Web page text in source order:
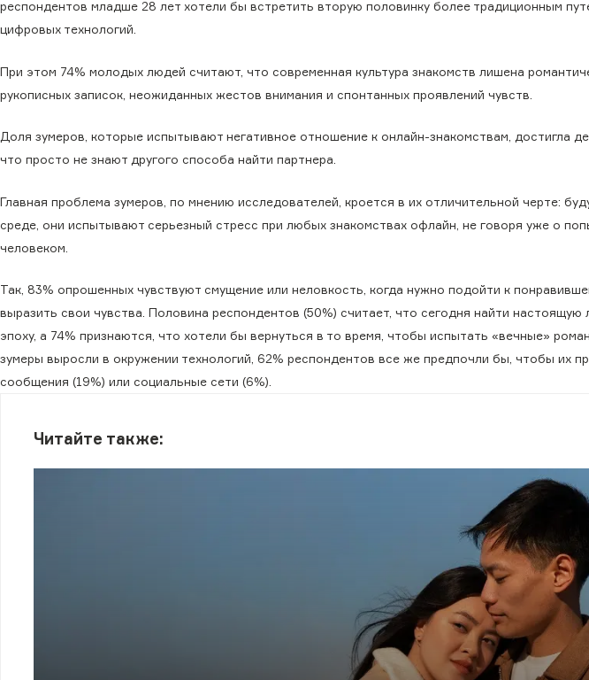
респондентов младше 28 лет хотели бы встретить вторую половинку более традиционным
цифровых технологий.
При этом 74% молодых людей считают, что современная культура знакомств лишена
рукописных записок, неожиданных жестов внимания и спонтанных проявлений чувств.
Доля зумеров, которые испытывают негативное отношение к онлайн-знакомствам, достигла
что просто не знают другого способа найти партнера.
Главная проблема зумеров, по мнению исследователей, кроется в их отличительной черте:
среде, они испытывают серьезный стресс при любых знакомствах офлайн, не говоря уже о
человеком.
Так, 83% опрошенных чувствуют смущение или неловкость, когда нужно подойти к
выразить свои чувства. Половина респондентов (50%) считает, что сегодня найти
эпоху, а 74% признаются, что хотели бы вернуться в то время, чтобы испытать «вечные»
зумеры выросли в окружении технологий, 62% респондентов все же предпочли бы, чтобы их
сообщения (19%) или социальные сети (6%).
Читайте также: